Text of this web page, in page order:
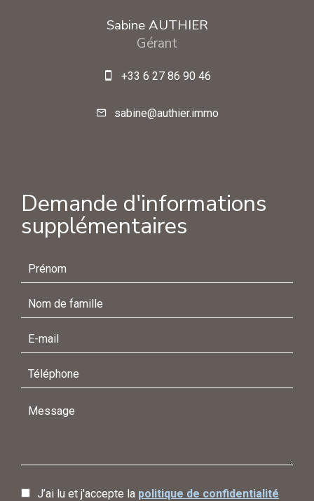
Sabine AUTHIER
Gérant
+33 6 27 86 90 46
sabine@authier.immo
Demande d'informations
supplémentaires
J’ai lu et j'accepte la politique de confidentialité